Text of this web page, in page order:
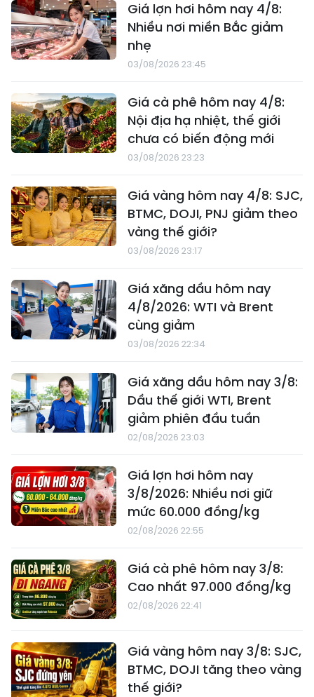
Giá lợn hơi hôm nay 4/8:
Nhiều nơi miền Bắc giảm
nhẹ
03/08/2026 23:45
Giá cà phê hôm nay 4/8:
Nội địa hạ nhiệt, thế giới
chưa có biến động mới
03/08/2026 23:23
Giá vàng hôm nay 4/8: SJC,
BTMC, DOJI, PNJ giảm theo
vàng thế giới?
03/08/2026 23:17
Giá xăng dầu hôm nay
4/8/2026: WTI và Brent
cùng giảm
03/08/2026 22:34
Giá xăng dầu hôm nay 3/8:
Dầu thế giới WTI, Brent
giảm phiên đầu tuần
02/08/2026 23:03
Giá lợn hơi hôm nay
3/8/2026: Nhiều nơi giữ
mức 60.000 đồng/kg
02/08/2026 22:55
Giá cà phê hôm nay 3/8:
Cao nhất 97.000 đồng/kg
02/08/2026 22:41
Giá vàng hôm nay 3/8: SJC,
BTMC, DOJI tăng theo vàng
thế giới?